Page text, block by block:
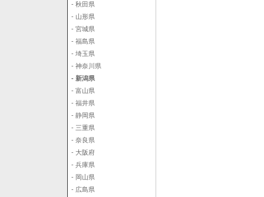
- 秋田県
- 山形県
- 宮城県
- 福島県
- 埼玉県
- 神奈川県
- 新潟県
- 富山県
- 福井県
- 静岡県
- 三重県
- 奈良県
- 大阪府
- 兵庫県
- 岡山県
- 広島県